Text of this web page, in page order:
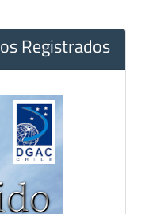
Registrados